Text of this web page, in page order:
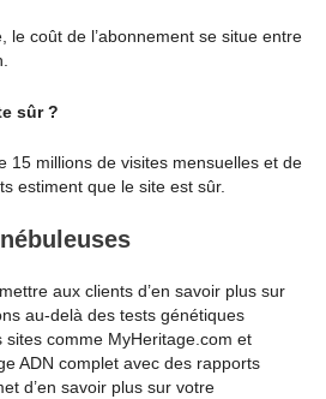
le coût de l’abonnement se situe entre
sûr ?
15 millions de visites mensuelles et de
estiment que le site est sûr.
aux clients d’en savoir plus sur
au-delà des tests génétiques
comme MyHeritage.com et
ADN complet avec des rapports
d’en savoir plus sur votre